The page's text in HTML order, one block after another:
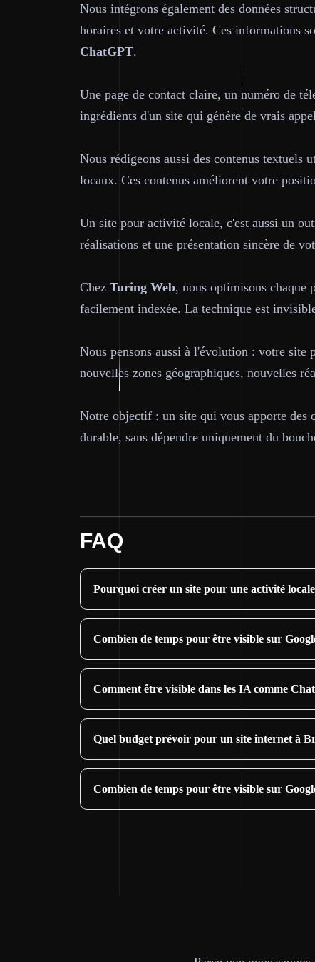
Nous intégrons également des données
horaires et votre activité. Ces informations
ChatGPT.
Une page de contact claire, un numéro de
ingrédients d'un site qui génère de vrais
Nous rédigeons aussi des contenus textuels
locaux. Ces contenus améliorent votre
Un site pour activité locale, c'est aussi un
réalisations et une présentation sincère de
Chez Turing Web, nous optimisons chaque
facilement indexée. La technique est
Nous pensons aussi à l'évolution : votre site
nouvelles zones géographiques, nouvelles
Notre objectif : un site qui vous apporte des
durable, sans dépendre uniquement du
FAQ
Pourquoi créer un site pour une activité
Combien de temps pour être visible sur
Comment être visible dans les IA comme
Quel budget prévoir pour un site internet à
Combien de temps pour être visible sur